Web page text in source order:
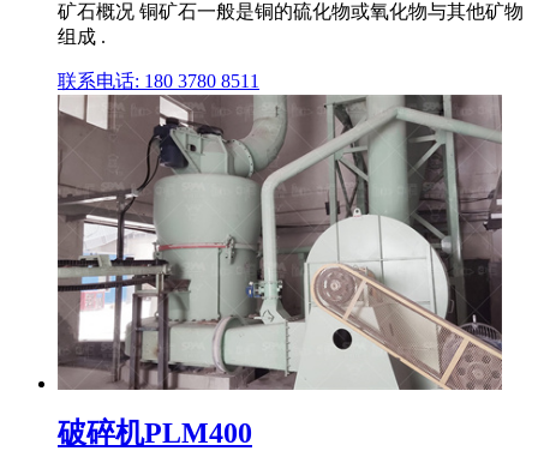
矿石概况 铜矿石一般是铜的硫化物或氧化物与其他矿物
组成 .
联系电话: 180 3780 8511
破碎机PLM400